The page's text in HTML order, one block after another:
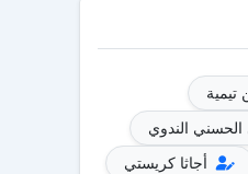
تيمية
الندوي
أجاثا كريستي